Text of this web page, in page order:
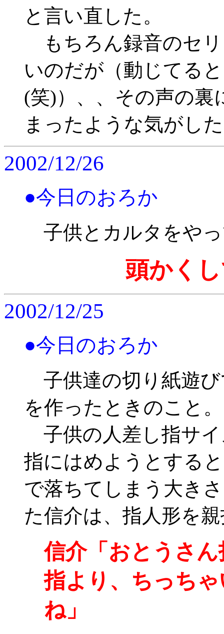
と言い直した。
もちろん録音のセ
いのだが（動じてる
(笑)）、、その声の
まったような気がし
2002/12/26
●今日のおろか
子供とカルタをや
頭かく
2002/12/25
●今日のおろか
子供達の切り紙遊
を作ったときのこと。
子供の人差し指サ
指にはめようとする
で落ちてしまう大き
た信介は、指人形を
信介「おとうさ
指より、ちっち
ね」